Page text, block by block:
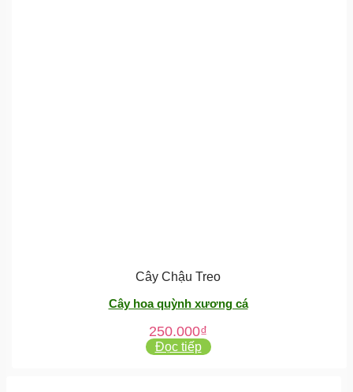
Cây Chậu Treo
Cây hoa quỳnh xương cá
250.000₫
Đọc tiếp